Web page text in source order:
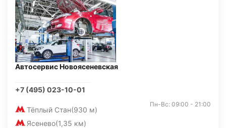
Автосервис Новоясеневская
+7 (495) 023-10-01
Тёплый Стан(930 м)
Ясенево(1,35 км)
Пн-Вс: 09:00 - 21:00